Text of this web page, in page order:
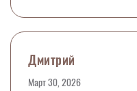
Дмитрий
Март 30, 2026